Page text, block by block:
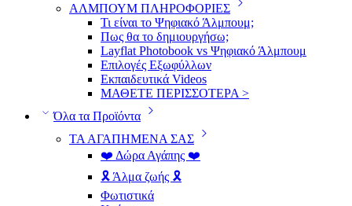
ΑΛΜΠΟΥΜ ΠΛΗΡΟΦΟΡΙΕΣ
Τι είναι το Ψηφιακό Άλμπουμ;
Πως θα το δημιουργήσω;
Layflat Photobook vs Ψηφιακό Άλμπουμ
Επιλογές Εξωφύλλων
Εκπαιδευτικά Videos
ΜΑΘΕΤΕ ΠΕΡΙΣΣΟΤΕΡΑ >
Όλα τα Προϊόντα
ΤΑ ΑΓΑΠΗΜΕΝΑ ΣΑΣ
❤️ Δώρα Αγάπης ❤️
🎗️ Άλμα ζωής 🎗️
Φωτιστικά